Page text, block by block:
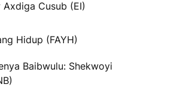
Axdiga Cusub (EI)
Hidup (FAYH)
Baibwulu: Shekwoyi